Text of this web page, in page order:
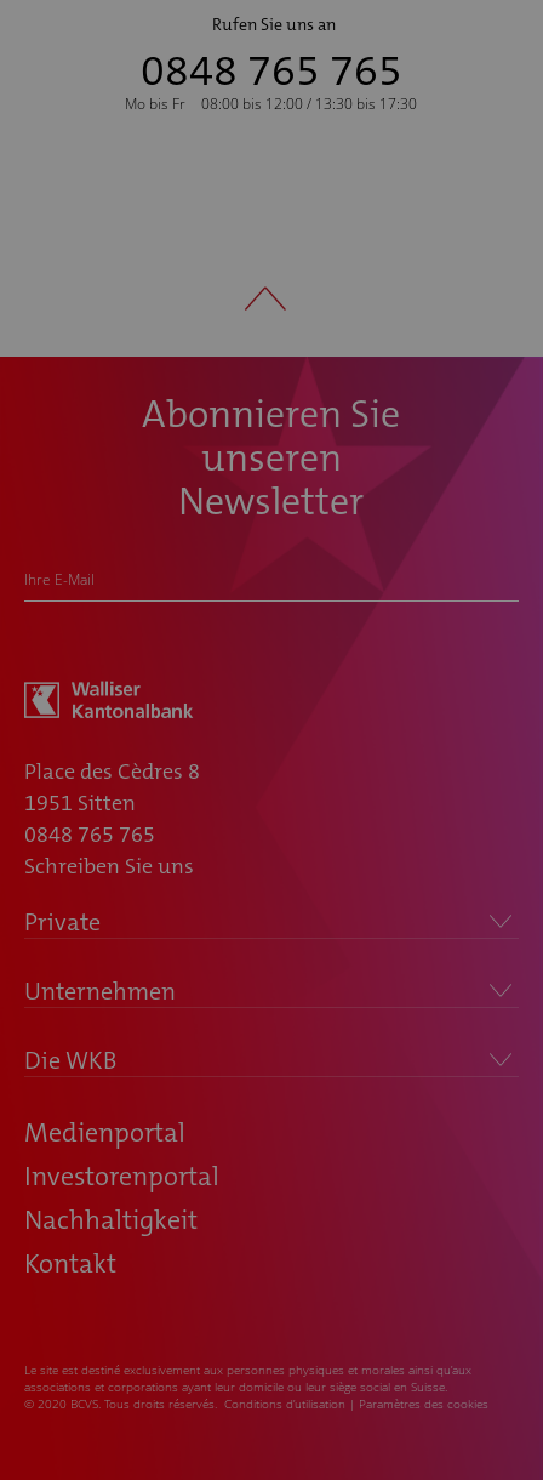
Rufen Sie uns an
0848 765 765
Mo bis Fr 08:00 bis 12:00 / 13:30 bis 17:30
Abonnieren Sie
unseren
Newsletter
Ihre E-Mail
Place des Cèdres 8
1951 Sitten
0848 765 765
Schreiben Sie uns
Private
Unternehmen
Die WKB
Medienportal
Investorenportal
Nachhaltigkeit
Kontakt
Le site est destiné exclusivement aux personnes physiques et morales ainsi qu’aux
associations et corporations ayant leur domicile ou leur siège social en Suisse.
© 2020 BCVS. Tous droits réservés. Conditions d’utilisation | Paramètres des cookies